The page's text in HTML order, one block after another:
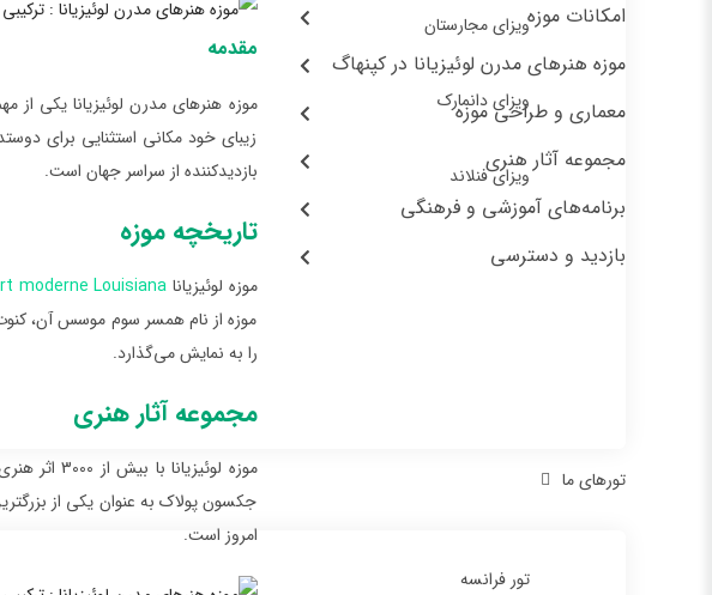
ویزای مجارستان
ویزای دانمارک
ویزای فنلاند
تورهای ما
تور فرانسه
امکانات موزه
موزه هنرهای مدرن لوئیزیانا در کپنهاگ
معماری و طراحی موزه
مجموعه آثار هنری
برنامه‌های آموزشی و فرهنگی
بازدید و دسترسی
مقدمه
موزه هنرهای مدرن لوئیزیانا یکی
زیبای خود مکانی استثنایی برای
بازدیدکننده از سراسر جهان است.
تاریخچه موزه
موزه لوئیزیانا moderne Louisiana
موزه از نام همسر سوم موسس آن،
را به نمایش می‌گذارد.
مجموعه آثار هنری
موزه
جکسون پولاک به عنوان یکی از
امروز است.